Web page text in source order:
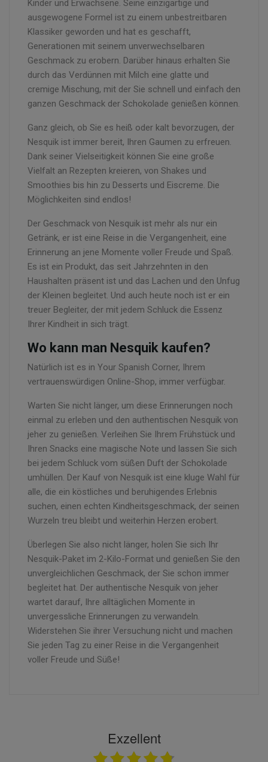
Kinder und Erwachsene. Seine einzigartige und
ausgewogene Formel ist zu einem unbestreitbaren
Klassiker geworden und hat es geschafft,
Generationen mit seinem unverwechselbaren
Geschmack zu erobern. Darüber hinaus erhalten Sie
durch das Verdünnen mit Milch eine glatte und
cremige Mischung, mit der Sie schnell und einfach den
ganzen Geschmack der Schokolade genießen können.
Ganz gleich, ob Sie es heiß oder kalt bevorzugen, der
Nesquik ist immer bereit, Ihren Gaumen zu erfreuen.
Dank seiner Vielseitigkeit können Sie eine große
Vielfalt an Rezepten kreieren, von Shakes und
Smoothies bis hin zu Desserts und Eiscreme. Die
Möglichkeiten sind endlos!
Der Geschmack von Nesquik ist mehr als nur ein
Getränk, er ist eine Reise in die Vergangenheit, eine
Erinnerung an jene Momente voller Freude und Spaß.
Es ist ein Produkt, das seit Jahrzehnten in den
Haushalten präsent ist und das Lachen und den Unfug
der Kleinen begleitet. Und auch heute noch ist er ein
treuer Begleiter, der mit jedem Schluck die Essenz
Ihrer Kindheit in sich trägt.
Wo kann man Nesquik kaufen?
Natürlich ist es in Your Spanish Corner, Ihrem
vertrauenswürdigen Online-Shop, immer verfügbar.
Warten Sie nicht länger, um diese Erinnerungen noch
einmal zu erleben und den authentischen Nesquik von
jeher zu genießen. Verleihen Sie Ihrem Frühstück und
Ihren Snacks eine magische Note und lassen Sie sich
bei jedem Schluck vom süßen Duft der Schokolade
umhüllen. Der Kauf von Nesquik ist eine kluge Wahl für
alle, die ein köstliches und beruhigendes Erlebnis
suchen, einen echten Kindheitsgeschmack, der seinen
Wurzeln treu bleibt und weiterhin Herzen erobert.
Überlegen Sie also nicht länger, holen Sie sich Ihr
Nesquik-Paket im 2-Kilo-Format und genießen Sie den
unvergleichlichen Geschmack, der Sie schon immer
begleitet hat. Der authentische Nesquik von jeher
wartet darauf, Ihre alltäglichen Momente in
unvergessliche Erinnerungen zu verwandeln.
Widerstehen Sie ihrer Versuchung nicht und machen
Sie jeden Tag zu einer Reise in die Vergangenheit
voller Freude und Süße!
Exzellent